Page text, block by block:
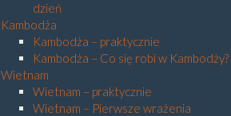
dzień
Kambodża
Kambodża – praktycznie
Kambodża – Co się robi w Kambodży?
Wietnam
Wietnam – praktycznie
Wietnam – Pierwsze wrażenia